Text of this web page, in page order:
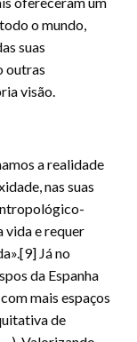
o mundo,
suas
outras
visão.
a realidade
nas suas
vida e requer
Já no
da Espanha
mais espaços
de